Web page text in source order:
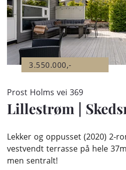
3.550.000,-
Prost Holms vei 369
Lillestrøm |
Lekker og oppusset (2020) 2-
vestvendt terrasse på hele
men sentralt!